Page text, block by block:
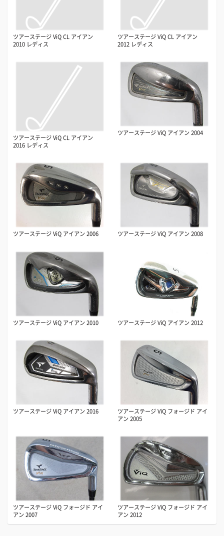
ツアーステージ ViQ CL アイアン
2010 レディス
ツアーステージ ViQ CL アイアン
2012 レディス
ツアーステージ ViQ CL アイアン
2016 レディス
ツアーステージ ViQ アイアン 2004
ツアーステージ ViQ アイアン 2006 ツアーステージ ViQ アイアン 2008
ツアーステージ ViQ アイアン 2010 ツアーステージ ViQ アイアン 2012
ツアーステージ ViQ アイアン 2016
ツアーステージ ViQ フォージド アイ
アン 2005
ツアーステージ ViQ フォージド アイ
アン 2007
ツアーステージ ViQ フォージド アイ
アン 2012